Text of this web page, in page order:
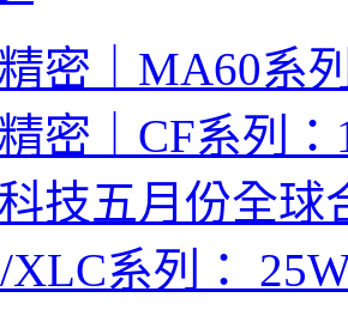
密｜MA60系
密｜CF系列：
技五月份全球
系列：